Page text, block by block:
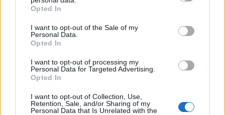
Opted In
I want to opt-out of the Sale of my
Personal Data.
Opted In
I want to opt-out of processing my
Personal Data for Targeted Advertising.
Opted In
I want to opt-out of Collection, Use,
Retention, Sale, and/or Sharing of my
Personal Data that Is Unrelated with the
ΥΠΕΝ: Διευρύνεται ο κατάλογος των
Προστατευόμενων Τοπίων σε 12
4 Αυγούστου 2026
Λάβετε όλα τα τελευταία νέα από τον χώρο της Πολιτικής